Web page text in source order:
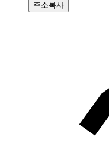
주소복사